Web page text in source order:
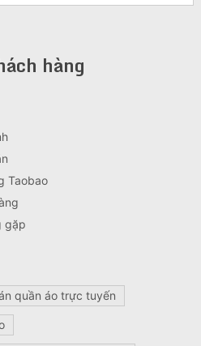
hàng
Taobao
gặp
quần áo trực tuyến